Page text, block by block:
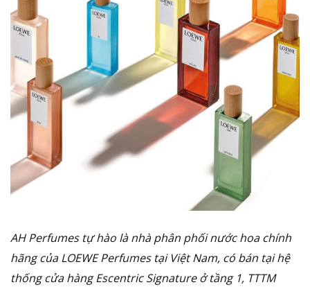
AH Perfumes tự hào là nhà phân phối nước hoa chính
hãng của LOEWE Perfumes tại Việt Nam, có bán tại hệ
thống cửa hàng Escentric Signature ở tầng 1, TTTM